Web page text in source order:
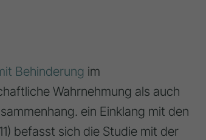
Behinderung im
Wahrnehmung als auch
ein Einklang mit den
befasst sich die Studie mit der